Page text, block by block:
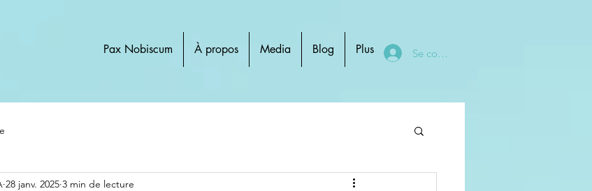
Pax Nobiscum À propos Media Blog Plus Se connecter
28 janv. 2025 3 min de lecture